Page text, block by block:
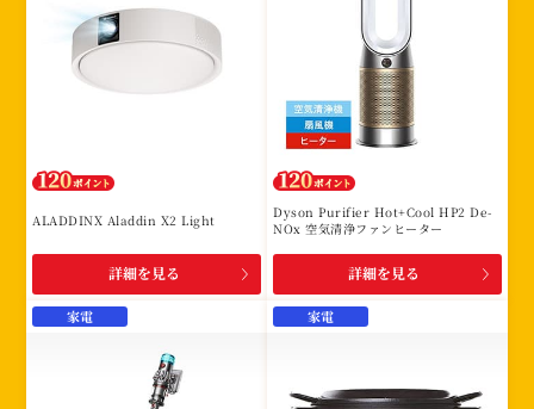
ALADDINX Aladdin X2 Light
詳細を見る
Dyson Purifier Hot+Cool HP2 De-
NOx 空気清浄ファンヒーター
詳細を見る
家電 家電